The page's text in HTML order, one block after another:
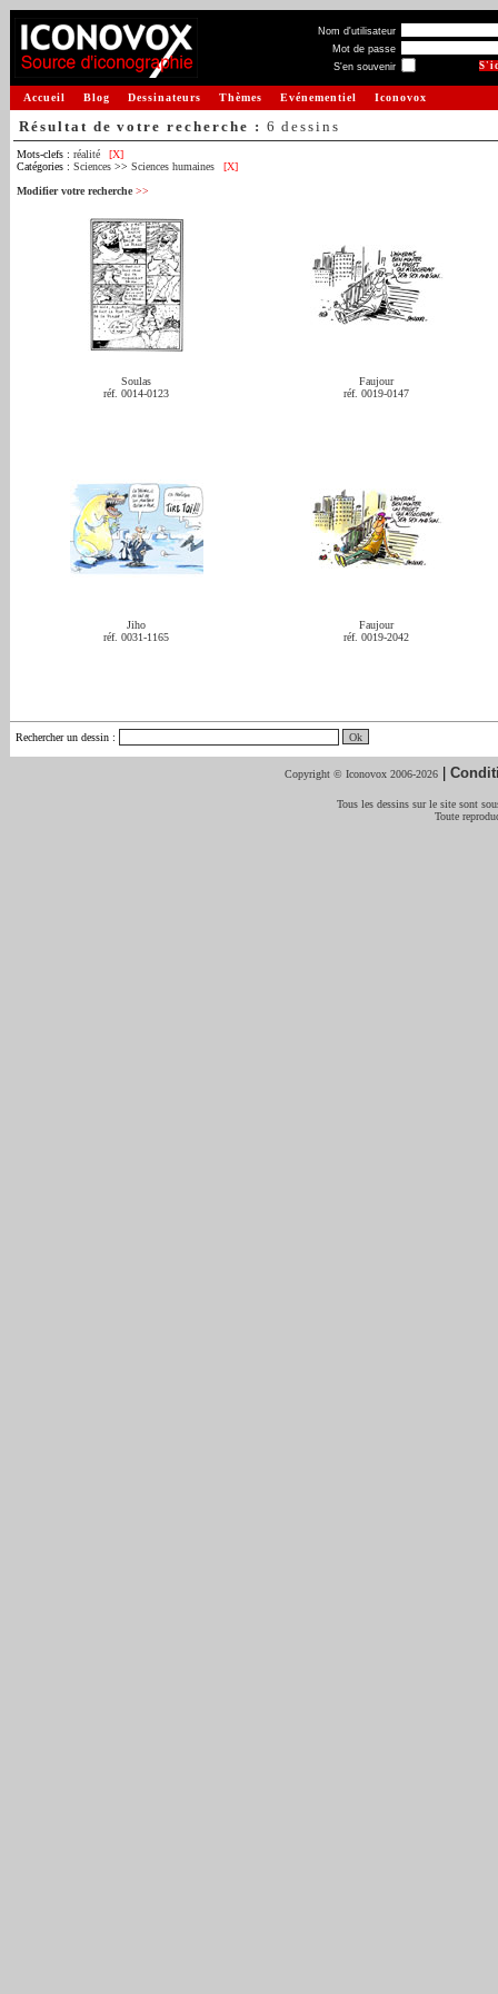
Nom d'utilisateur
Mot de passe
S'en souvenir
Accueil Blog Dessinateurs Thèmes Evénementiel Iconovox
Résultat de votre recherche : 6 dessins
Mots-clefs : réalité
[X]
Catégories : Sciences >> Sciences humaines
[X]
Modifier votre recherche >>
Soulas
réf. 0014-0123
Faujour
réf. 0019-0147
Jiho
réf. 0031-1165
Faujour
réf. 0019-2042
Rechercher un dessin :
Copyright © Iconovox 2006-2026 |
Tous les dessins sur le site sont
Toute